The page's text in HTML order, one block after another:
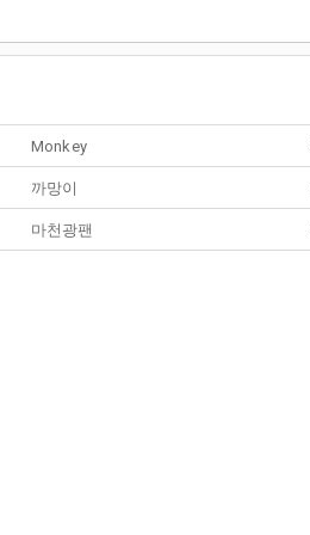
Monkey
까망이
마천광팬